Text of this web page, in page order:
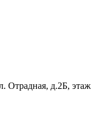
Отрадная, д.2Б, этаж